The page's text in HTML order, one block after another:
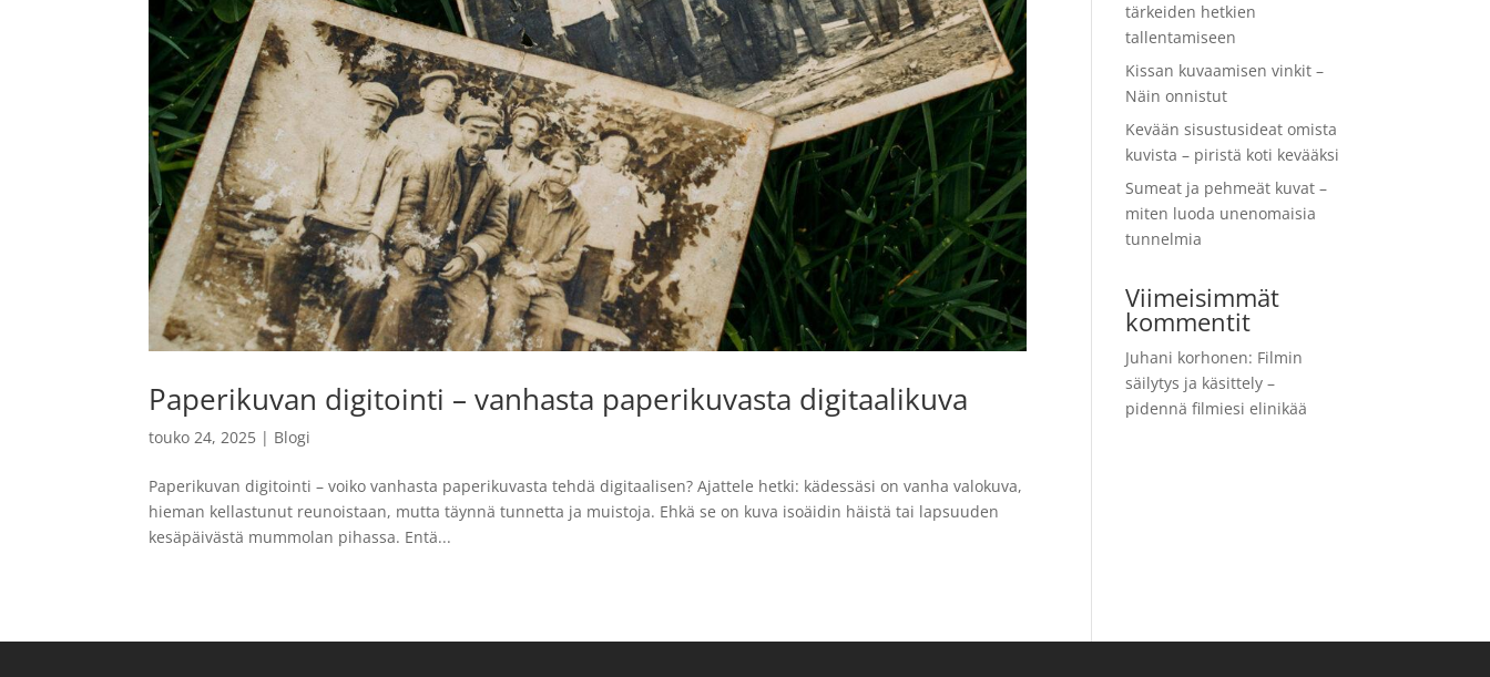
Paperikuvan digitointi – vanhasta paperikuvasta digitaalikuva
touko 24, 2025 | Blogi
Paperikuvan digitointi – voiko vanhasta paperikuvasta tehdä digitaalisen? Ajattele hetki: kädessäsi on vanha valokuva,
hieman kellastunut reunoistaan, mutta täynnä tunnetta ja muistoja. Ehkä se on kuva isoäidin häistä tai lapsuuden
kesäpäivästä mummolan pihassa. Entä...
tärkeiden hetkien
tallentamiseen
Kissan kuvaamisen vinkit –
Näin onnistut
Kevään sisustusideat omista
kuvista – piristä koti kevääksi
Sumeat ja pehmeät kuvat –
miten luoda unenomaisia
tunnelmia
Viimeisimmät
kommentit
Juhani korhonen: Filmin
säilytys ja käsittely –
pidennä filmiesi elinikää